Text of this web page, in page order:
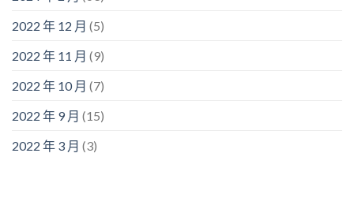
2022 年 12 月 (5)
2022 年 11 月 (9)
2022 年 10 月 (7)
2022 年 9 月 (15)
2022 年 3 月 (3)